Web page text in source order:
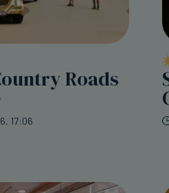
Roads
17:06